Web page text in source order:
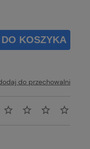
DO KOSZYKA
do przechowalni